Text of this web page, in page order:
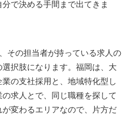
で決める手間まで出てきま
その担当者が持っている求人の
択肢になります。福岡は、大
の支社採用と、地域特化型し
求人とで、同じ職種を探して
変わるエリアなので、片方だ